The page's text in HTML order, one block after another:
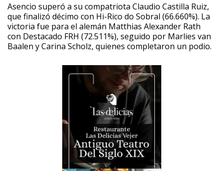
Asencio superó a su compatriota Claudio Castilla Ruiz,
que finalizó décimo con Hi-Rico do Sobral (66.660%). La
victoria fue para el alemán Matthias Alexander Rath
con Destacado FRH (72.511%), seguido por Marlies van
Baalen y Carina Scholz, quienes completaron un podio.